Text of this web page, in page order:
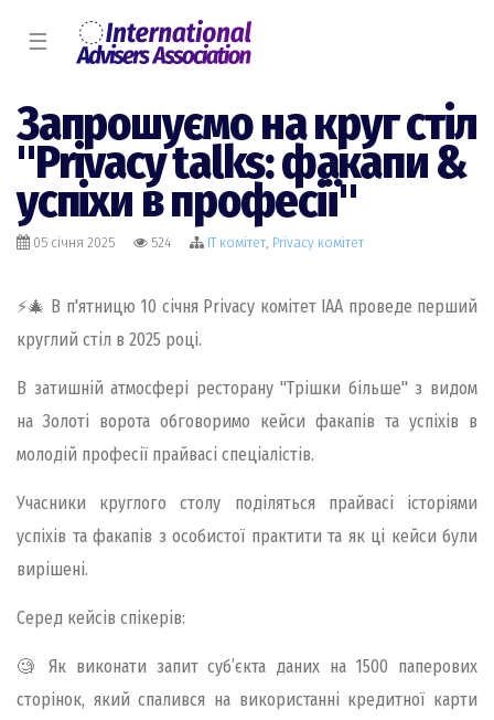
☰
Запрошуємо на круг стіл
"Privacy talks: факапи &
успіхи в професії"
05 січня 2025 524 IT комiтет, Privacy комiтет
⚡🎄 В п'ятницю 10 січня Privacy комітет ІАА проведе перший
круглий стіл в 2025 році.
В затишній атмосфері ресторану "Трішки більше" з видом
на Золоті ворота обговоримо кейси факапів та успіхів в
молодій професії прайвасі спеціалістів.
Учасники круглого столу поділяться прайвасі історіями
успіхів та факапів з особистої практити та як ці кейси були
вирішені.
Серед кейсів спікерів:
🧐 Як виконати запит суб’єкта даних на 1500 паперових
сторінок, який спалився на використанні кредитної карти